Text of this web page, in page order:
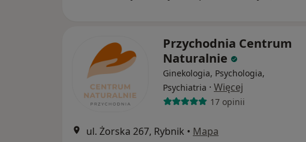
Przychodnia Centrum
Naturalnie
Ginekologia, Psychologia,
Psychiatria · Więcej
17 opinii
ul. Żorska 267, Rybnik • Mapa